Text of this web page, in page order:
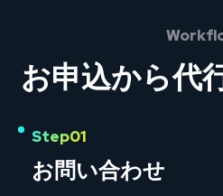
お申込から代
Step01
お問い合わせ